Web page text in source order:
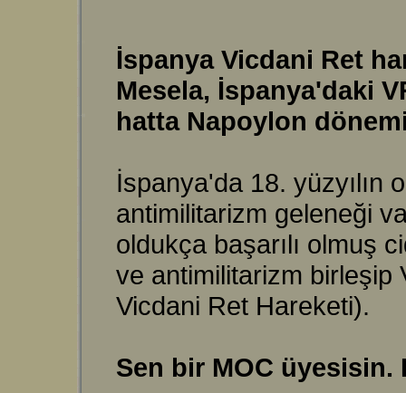
İspanya Vicdani Ret
Mesela, İspanya'daki
hatta Napoylon
İspanya'da 18. yüzyılın
antimilitarizm geleneği
oldukça başarılı olmuş
ve antimilitarizm birleşip
Vicdani Ret Hareketi).
Sen bir MOC